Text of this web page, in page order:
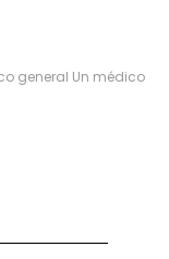
general Un médico